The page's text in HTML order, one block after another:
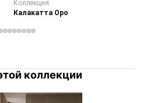
Коллекция
Калакатта Оро
коллекции